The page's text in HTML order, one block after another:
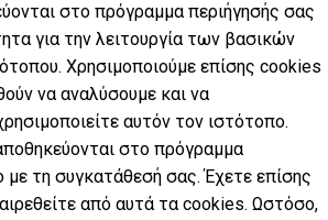
στο πρόγραμμα περιήγησής σας
για την λειτουργία των βασικών
Χρησιμοποιούμε επίσης cookies
να αναλύσουμε και να
αυτόν τον ιστότοπο.
στο πρόγραμμα
με τη συγκατάθεσή σας. Έχετε επίσης
από αυτά τα cookies. Ωστόσο,